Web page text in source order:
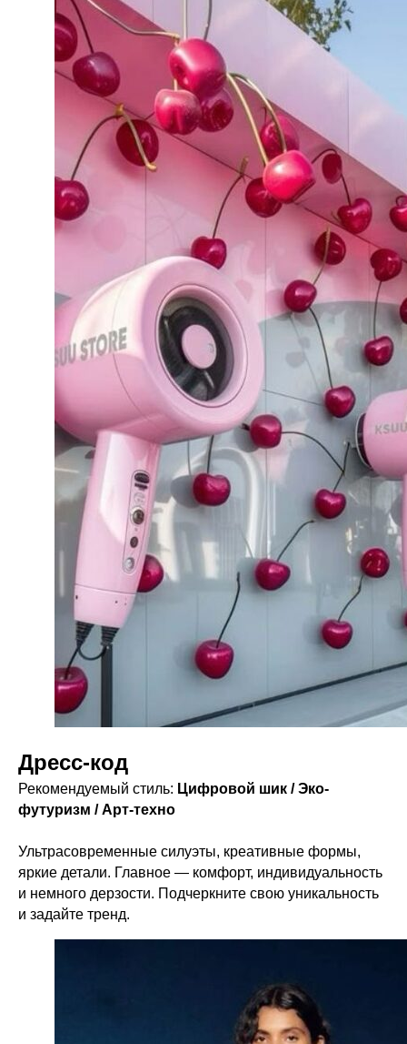
Дресс-код
Рекомендуемый стиль: Цифровой шик / Эко-
футуризм / Арт-техно
Ультрасовременные силуэты, креативные формы,
яркие детали. Главное — комфорт, индивидуальность
и немного дерзости. Подчеркните свою уникальность
и задайте тренд.